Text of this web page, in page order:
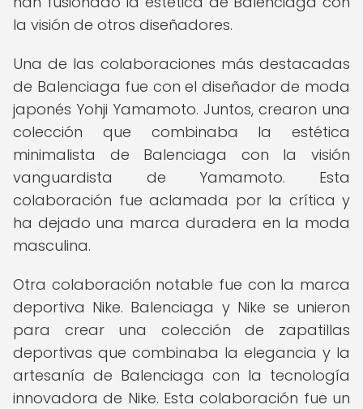
la visión de otros diseñadores.
Una de las colaboraciones más destacadas
de Balenciaga fue con el diseñador de moda
japonés Yohji Yamamoto. Juntos, crearon una
colección que combinaba la estética
minimalista de Balenciaga con la visión
vanguardista de Yamamoto. Esta
colaboración fue aclamada por la crítica y
ha dejado una marca duradera en la moda
masculina.
Otra colaboración notable fue con la marca
deportiva Nike. Balenciaga y Nike se unieron
para crear una colección de zapatillas
deportivas que combinaba la elegancia y la
artesanía de Balenciaga con la tecnología
innovadora de Nike. Esta colaboración fue un